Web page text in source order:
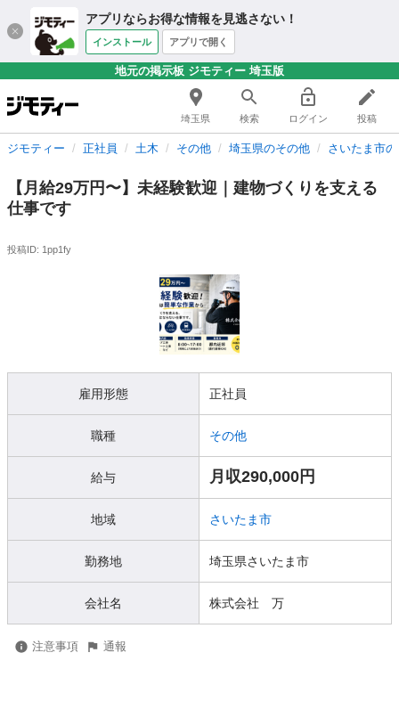
アプリならお得な情報を見逃さない！
インストール アプリで開く
地元の掲示板 ジモティー 埼玉版
埼玉県 検索 ログイン 投稿
ジモティー 正社員 土木 その他 埼玉県のその他 さいたま市
【月給29万円〜】未経験歓迎｜建物づくりを支える
仕事です
投稿ID: 1pp1fy
雇用形態 正社員
職種 その他
給与 月収290,000円
地域 さいたま市
勤務地 埼玉県さいたま市
会社名 株式会社 万
注意事項 通報